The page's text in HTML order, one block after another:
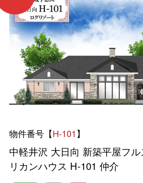
物件番号【H-101】
中軽井沢 大日向 新築平屋フ
リカンハウス H-101 仲介